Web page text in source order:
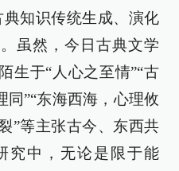
知识传统生成、演化
虽然，今日古典文学
生于“人心之至情”“古
同”“东海西海，心理攸
”等主张古今、东西共
究中，无论是限于能